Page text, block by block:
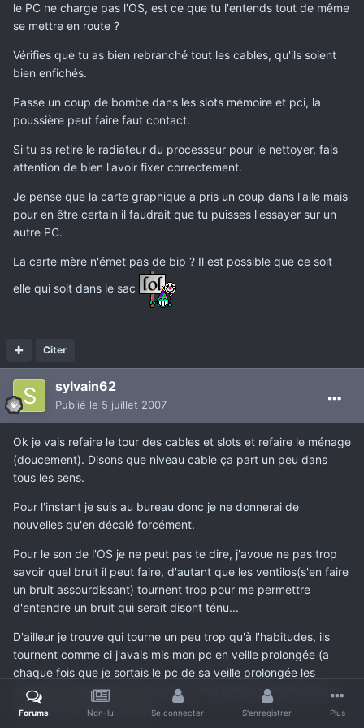
le PC ne charge pas l'OS, est ce que tu l'entends tout de même
se mettre en route ?
Vérifies que tu as bien rebranché tout les cables, qu'ils soient
bien enfichés.
Passe un coup de bombe dans les slots mémoire et pci, la
poussière peut faire faut contact.
Si tu as retiré le radiateur du processeur pour le nettoyer, fais
attention de bien l'avoir fixer correctement.
Je pense que la carte graphique a pris un coup dans l'aile mais
pour en être certain il faudrait que tu puisses l'essayer sur un
autre PC.
La carte mère n'émet pas de bip ? Il est possible que ce soit
elle qui soit dans le sac
Citer
sylvain62
Publié le 5 juillet 2007
Ok je vais refaire le tour des cables et slots et refaire le ménage
(doucement). Disons que niveau cable ça part un peu dans
tous les sens.
Pour l'instant je suis au bureau donc je ne donnerai de
nouvelles qu'en décalé forcément.
Pour le son de l'OS je ne peut pas te dire, j'avoue ne pas trop
savoir quel bruit il peut faire, d'autant que les ventilos(s'en faire
un bruit assourdissant) tournent trop pour me permettre
d'entendre un bruit qui serait disont ténu...
D'ailleur je trouve qui tourne un peu trop qu'à l'habitudes, ils
tournent comme ci j'avais mis mon pc en veille prolongée (a
chaque fois que je sortais le pc de sa veille prolongée les
ventilos tournaient tjs en boucle, je n'ai jamais compris pkoi ni
vraiment cherché d'ailleur).
Forums Non-lu Se connecter S'enregistrer Plus